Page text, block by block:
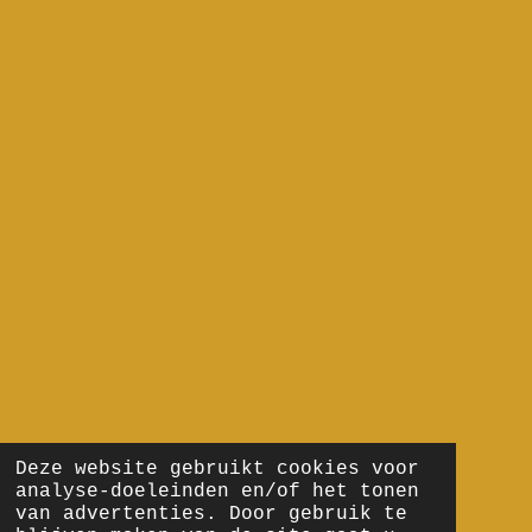
Deze website gebruikt cookies voor
analyse-doeleinden en/of het tonen
van advertenties. Door gebruik te